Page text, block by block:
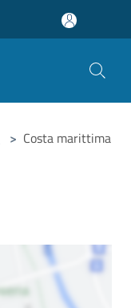
> Costa marittima